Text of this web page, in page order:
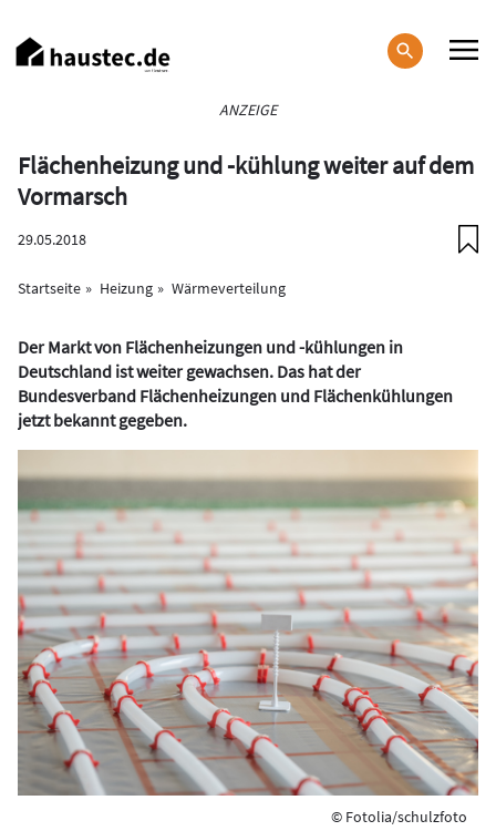
zum
Inhalt
ANZEIGE
Flächenheizung und -kühlung weiter auf dem
Vormarsch
29.05.2018
Startseite Heizung Wärmeverteilung
Der Markt von Flächenheizungen und -kühlungen in
Deutschland ist weiter gewachsen. Das hat der
Bundesverband Flächenheizungen und Flächenkühlungen
jetzt bekannt gegeben.
© Fotolia/schulzfoto